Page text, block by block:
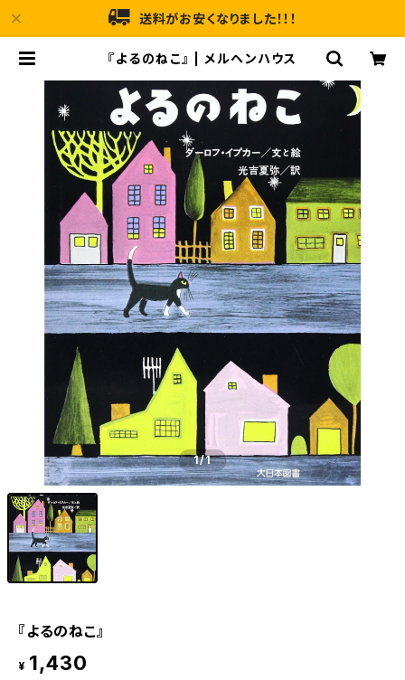
送料がお安くなりました！！！
『よるのねこ』 | メルヘンハウス
1/1
『よるのねこ』
¥ 1,430